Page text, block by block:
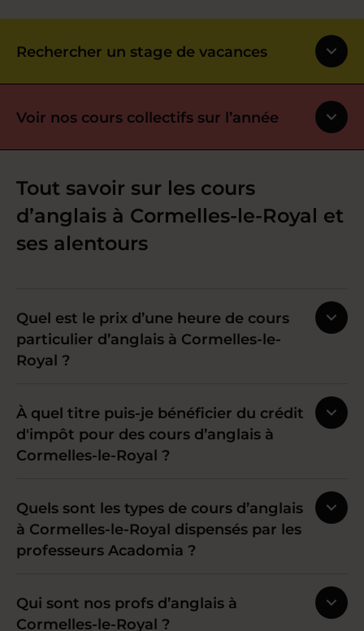
Rechercher un stage de vacances
Voir nos cours collectifs sur l’année
Tout savoir sur les cours
d’anglais à Cormelles-le-Royal et
ses alentours
Quel est le prix d’une heure de cours
particulier d’anglais à Cormelles-le-
Royal ?
À quel titre puis-je bénéficier du crédit
d'impôt pour des cours d’anglais à
Cormelles-le-Royal ?
Quels sont les types de cours d’anglais
à Cormelles-le-Royal dispensés par les
professeurs Acadomia ?
Qui sont nos profs d’anglais à
Cormelles-le-Royal ?